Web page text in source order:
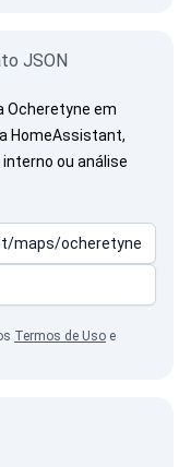
JSON
Ocheretyne em
HomeAssistant,
ou análise
Termos de Uso e